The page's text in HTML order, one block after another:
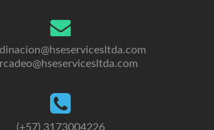
(+57) 3173004226